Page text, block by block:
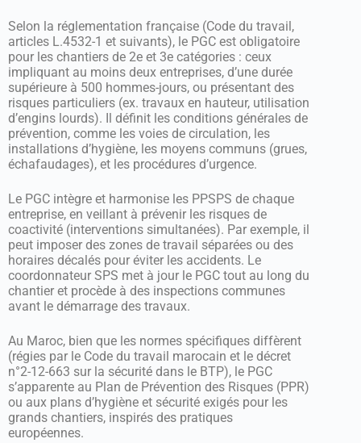
Selon la réglementation française (Code du travail,
articles L.4532-1 et suivants), le PGC est obligatoire
pour les chantiers de 2e et 3e catégories : ceux
impliquant au moins deux entreprises, d’une durée
supérieure à 500 hommes-jours, ou présentant des
risques particuliers (ex. travaux en hauteur, utilisation
d’engins lourds). Il définit les conditions générales de
prévention, comme les voies de circulation, les
installations d’hygiène, les moyens communs (grues,
échafaudages), et les procédures d’urgence.
Le PGC intègre et harmonise les PPSPS de chaque
entreprise, en veillant à prévenir les risques de
coactivité (interventions simultanées). Par exemple, il
peut imposer des zones de travail séparées ou des
horaires décalés pour éviter les accidents. Le
coordonnateur SPS met à jour le PGC tout au long du
chantier et procède à des inspections communes
avant le démarrage des travaux.
Au Maroc, bien que les normes spécifiques diffèrent
(régies par le Code du travail marocain et le décret
n°2-12-663 sur la sécurité dans le BTP), le PGC
s’apparente au Plan de Prévention des Risques (PPR)
ou aux plans d’hygiène et sécurité exigés pour les
grands chantiers, inspirés des pratiques
européennes.